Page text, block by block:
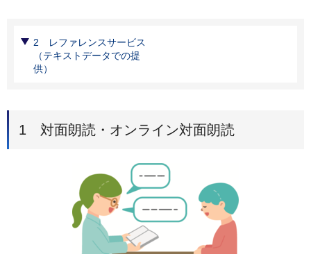
2 レファレンスサービス
（テキストデータでの提
供）
1 対面朗読・オンライン対面朗読